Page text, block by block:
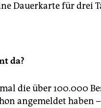
Dauerkarte für drei
da?
die über 100.000
angemeldet haben